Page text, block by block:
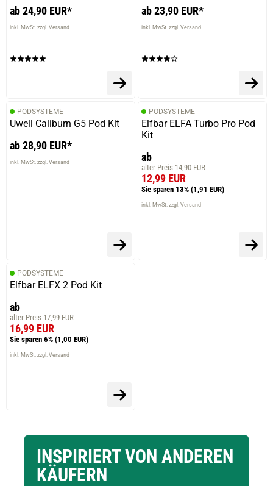
ab 24,90 EUR*
inkl. MwSt. zzgl. Versand
ab 23,90 EUR*
inkl. MwSt. zzgl. Versand
PODSYSTEME
Uwell Caliburn G5 Pod Kit
ab 28,90 EUR*
inkl. MwSt. zzgl. Versand
PODSYSTEME
Elfbar ELFA Turbo Pro Pod
Kit
ab
alter Preis 14,90 EUR
12,99 EUR
Sie sparen 13% (1,91 EUR)
inkl. MwSt. zzgl. Versand
PODSYSTEME
Elfbar ELFX 2 Pod Kit
ab
alter Preis 17,99 EUR
16,99 EUR
Sie sparen 6% (1,00 EUR)
inkl. MwSt. zzgl. Versand
INSPIRIERT VON ANDEREN
KÄUFERN